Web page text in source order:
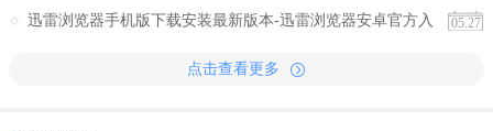
05.27
迅雷浏览器手机版下载安装最新版本-迅雷浏览器安卓官方入
点击查看更多